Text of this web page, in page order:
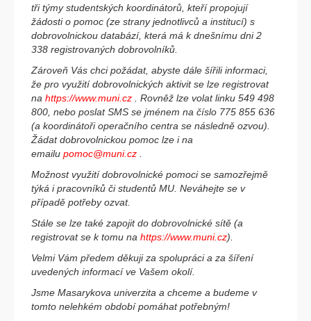
tři týmy studentských koordinátorů, kteří propojují
žádosti o pomoc (ze strany jednotlivců a institucí) s
dobrovolnickou databází, která má k dnešnímu dni 2
338 registrovaných dobrovolníků.
Zároveň Vás chci požádat, abyste dále šířili informaci,
že pro využití dobrovolnických aktivit se lze registrovat
na https://www.muni.cz . Rovněž lze volat linku 549 498
800, nebo poslat SMS se jménem na číslo 775 855 636
(a koordinátoři operačního centra se následně ozvou).
Žádat dobrovolnickou pomoc lze i na
emailu pomoc@muni.cz
Možnost využití dobrovolnické pomoci se samozřejmě
týká i pracovníků či studentů MU. Neváhejte se v
případě potřeby ozvat.
Stále se lze také zapojit do dobrovolnické sítě (a
registrovat se k tomu na https://www.muni.cz).
Velmi Vám předem děkuji za spolupráci a za šíření
uvedených informací ve Vašem okolí.
Jsme Masarykova univerzita a chceme a budeme v
tomto nelehkém období pomáhat potřebným!